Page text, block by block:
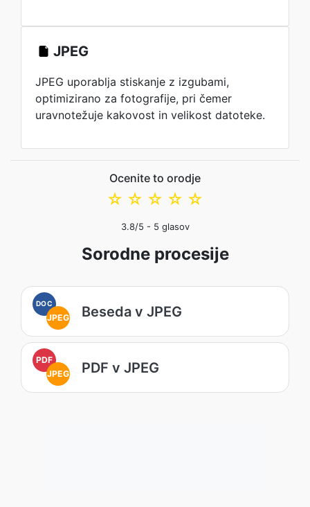
JPEG
JPEG uporablja stiskanje z izgubami,
optimizirano za fotografije, pri čemer
uravnotežuje kakovost in velikost datoteke.
Ocenite to orodje
☆
☆
☆
☆
☆
3.8/5 - 5 glasov
Sorodne procesije
DOC
JPEG Beseda v JPEG
PDF
JPEG
PDF v JPEG